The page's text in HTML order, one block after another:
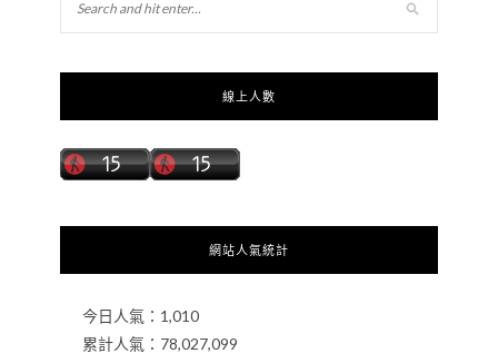
線上人數
網站人氣統計
今日人氣： 1,010
累計人氣： 78,027,099